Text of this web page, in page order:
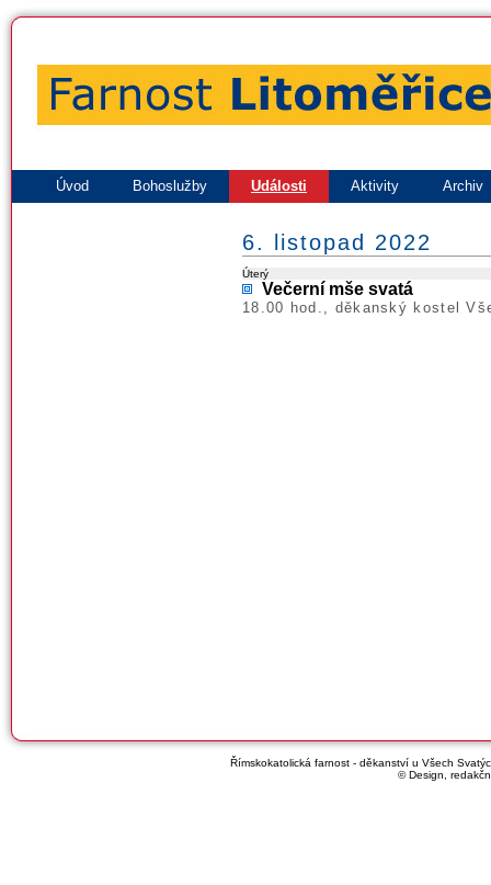
Úvod Bohoslužby Události Aktivity Archiv
6. listopad 2022
Úterý
Večerní mše svatá
18.00 hod., děkanský kostel
Římskokatolická farnost - děkanství u Všech
© Design,